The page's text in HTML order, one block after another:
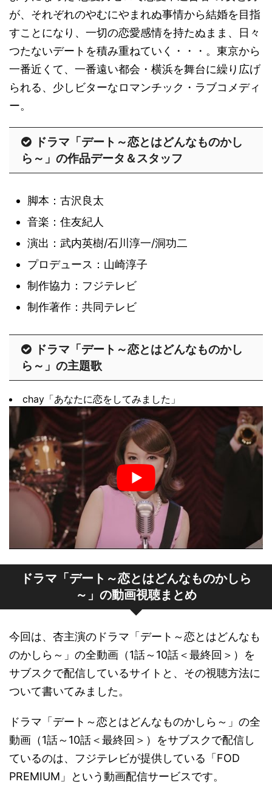
が、それぞれのやむにやまれぬ事情から結婚を目指
すことになり、一切の恋愛感情を持たぬまま、日々
つたないデートを積み重ねていく・・・。東京から
一番近くて、一番遠い都会・横浜を舞台に繰り広げ
られる、少しビターなロマンチック・ラブコメディ
ー。
ドラマ「デート～恋とはどんなものかし
ら～」の作品データ＆スタッフ
脚本：古沢良太
音楽：住友紀人
演出：武内英樹/石川淳一/洞功二
プロデュース：山崎淳子
制作協力：フジテレビ
制作著作：共同テレビ
ドラマ「デート～恋とはどんなものかし
ら～」の主題歌
chay「あなたに恋をしてみました」
ドラマ「デート～恋とはどんなものかしら
～」の動画視聴まとめ
今回は、杏主演のドラマ「デート～恋とはどんなも
のかしら～」の全動画（1話～10話＜最終回＞）を
サブスクで配信しているサイトと、その視聴方法に
ついて書いてみました。
ドラマ「デート～恋とはどんなものかしら～」の全
動画（1話～10話＜最終回＞）をサブスクで配信し
ているのは、フジテレビが提供している「FOD
PREMIUM」という動画配信サービスです。